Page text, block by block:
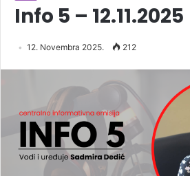
Info 5 – 12.11.2025
12. Novembra 2025. 212